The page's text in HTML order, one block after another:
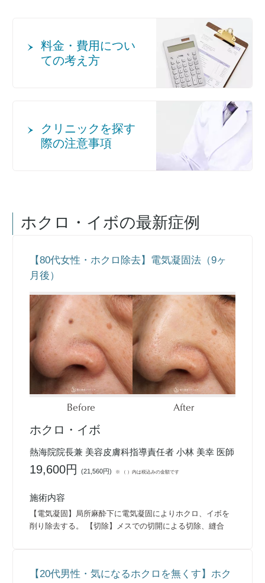
料金・費用につい
ての考え方
クリニックを探す
際の注意事項
ホクロ・イボの最新症例
【80代女性・ホクロ除去】電気凝固法（9ヶ
月後）
Before After
ホクロ・イボ
熱海院院長兼 美容皮膚科指導責任者 小林 美幸 医師
19,600円(21,560円) ※ （ ）内は税込みの金額です
施術内容
【電気凝固】局所麻酔下に電気凝固によりホクロ、イボを
削り除去する。 【切除】メスでの切開による切除、縫合
【20代男性・気になるホクロを無くす】ホク